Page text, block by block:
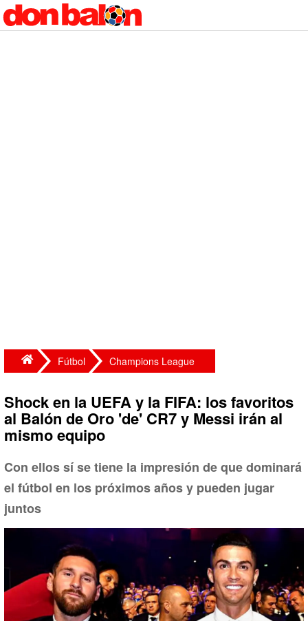
Fútbol Champions League
Shock en la UEFA y la FIFA: los favoritos
al Balón de Oro 'de' CR7 y Messi irán al
mismo equipo
Con ellos sí se tiene la impresión de que dominará
el fútbol en los próximos años y pueden jugar
juntos